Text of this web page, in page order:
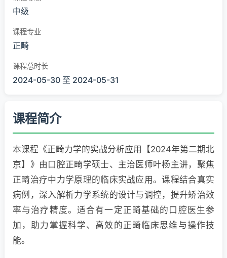
中级
课程专业
正畸
课程总时长
2024-05-30 至 2024-05-31
课程简介
本课程《正畸力学的实战分析应用【2024年第二期北
京】》由口腔正畸学硕士、主治医师叶杨主讲，聚焦
正畸治疗中力学原理的临床实战应用。课程结合真实
病例，深入解析力学系统的设计与调控，提升矫治效
率与治疗精度。适合有一定正畸基础的口腔医生参
加，助力掌握科学、高效的正畸临床思维与操作技
能。